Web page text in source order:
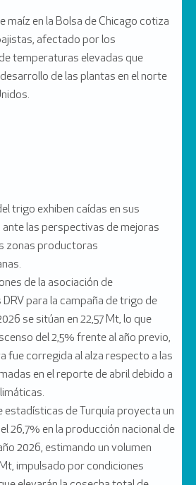
maíz en la Bolsa de Chicago cotiza
afectado por los
temperaturas elevadas que
de las plantas en el norte
trigo exhiben caídas en sus
las perspectivas de mejoras
zonas productoras
de la asociación de
para la campaña de trigo de
se sitúan en 22,57 Mt, lo que
del 2,5% frente al año previo,
fue corregida al alza respecto a las
en el reporte de abril debido a
estadísticas de Turquía proyecta un
26,7% en la producción nacional de
2026, estimando un volumen
impulsado por condiciones